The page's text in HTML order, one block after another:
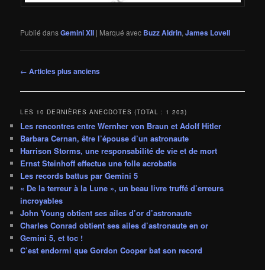
Publié dansGemini XII | Marqué avec Buzz Aldrin,James Lovell
Navigation
articles
← Articles plus anciens
LES 10 DERNIÈRES ANECDOTES (TOTAL : 1 203)
Les rencontres entre Wernher von Braun et Adolf Hitler
Barbara Cernan, être l’épouse d’un astronaute
Harrison Storms, une responsabilité de vie et de mort
Ernst Steinhoff effectue une folle acrobatie
Les records battus par Gemini 5
« De la terreur à la Lune », un beau livre truffé d’erreurs
incroyables
John Young obtient ses ailes d’or d’astronaute
Charles Conrad obtient ses ailes d’astronaute en or
Gemini 5, et toc !
C’est endormi que Gordon Cooper bat son record